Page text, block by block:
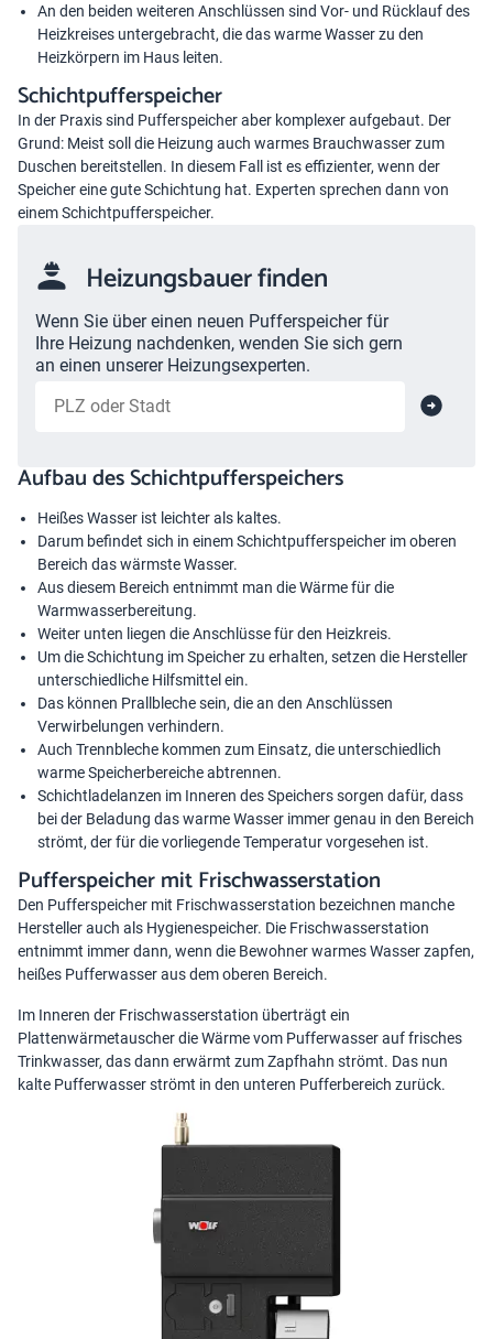
An den beiden weiteren Anschlüssen sind Vor- und Rücklauf des
Heizkreises untergebracht, die das warme Wasser zu den
Heizkörpern im Haus leiten.
Schichtpufferspeicher
In der Praxis sind Pufferspeicher aber komplexer aufgebaut. Der
Grund: Meist soll die Heizung auch warmes Brauchwasser zum
Duschen bereitstellen. In diesem Fall ist es effizienter, wenn der
Speicher eine gute Schichtung hat. Experten sprechen dann von
einem Schichtpufferspeicher.
Heizungsbauer finden
Wenn Sie über einen neuen Pufferspeicher für
Ihre Heizung nachdenken, wenden Sie sich gern
an einen unserer Heizungsexperten.
Aufbau des Schichtpufferspeichers
Heißes Wasser ist leichter als kaltes.
Darum befindet sich in einem Schichtpufferspeicher im oberen
Bereich das wärmste Wasser.
Aus diesem Bereich entnimmt man die Wärme für die
Warmwasserbereitung.
Weiter unten liegen die Anschlüsse für den Heizkreis.
Um die Schichtung im Speicher zu erhalten, setzen die Hersteller
unterschiedliche Hilfsmittel ein.
Das können Prallbleche sein, die an den Anschlüssen
Verwirbelungen verhindern.
Auch Trennbleche kommen zum Einsatz, die unterschiedlich
warme Speicherbereiche abtrennen.
Schichtladelanzen im Inneren des Speichers sorgen dafür, dass
bei der Beladung das warme Wasser immer genau in den Bereich
strömt, der für die vorliegende Temperatur vorgesehen ist.
Pufferspeicher mit Frischwasserstation
Den Pufferspeicher mit Frischwasserstation bezeichnen manche
Hersteller auch als Hygienespeicher. Die Frischwasserstation
entnimmt immer dann, wenn die Bewohner warmes Wasser zapfen,
heißes Pufferwasser aus dem oberen Bereich.
Im Inneren der Frischwasserstation überträgt ein
Plattenwärmetauscher die Wärme vom Pufferwasser auf frisches
Trinkwasser, das dann erwärmt zum Zapfhahn strömt. Das nun
kalte Pufferwasser strömt in den unteren Pufferbereich zurück.